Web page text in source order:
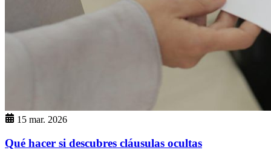
15 mar. 2026
Qué hacer si descubres cláusulas ocultas